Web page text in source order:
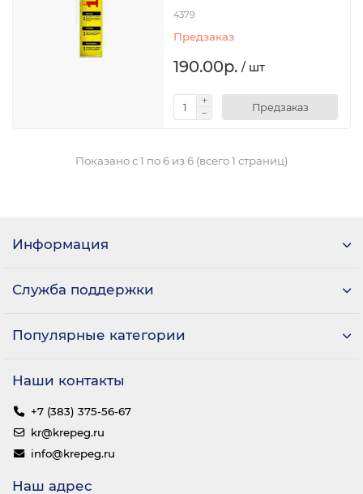
4379
Предзаказ
190.00р. / шт
Предзаказ
Показано с 1 по 6 из 6 (всего 1 страниц)
Информация
Служба поддержки
Популярные категории
Наши контакты
+7 (383) 375-56-67
kr@krepeg.ru
info@krepeg.ru
Наш адрес